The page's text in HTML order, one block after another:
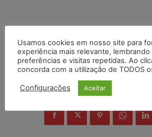
COMPARTILHE
Usamos cookies em nosso site para
experiência mais relevante, lembrando
preferências e visitas repetidas. Ao
concorda com a utilização de TODOS
Configurações Aceitar